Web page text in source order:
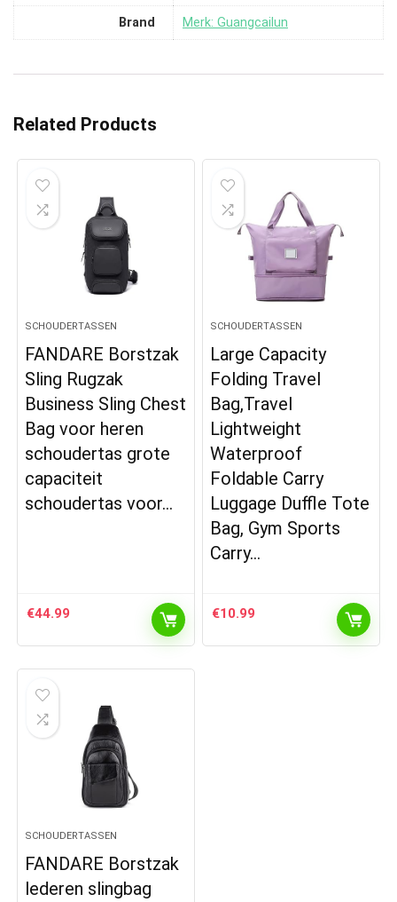
Brand Merk: Guangcailun
Related Products
SCHOUDERTASSEN
FANDARE Borstzak
Sling Rugzak
Business Sling Chest
Bag voor heren
schoudertas grote
capaciteit
schoudertas voor…
€44.99
SCHOUDERTASSEN
Large Capacity
Folding Travel
Bag,Travel
Lightweight
Waterproof
Foldable Carry
Luggage Duffle Tote
Bag, Gym Sports
Carry…
€10.99
SCHOUDERTASSEN
FANDARE Borstzak
lederen slingbag